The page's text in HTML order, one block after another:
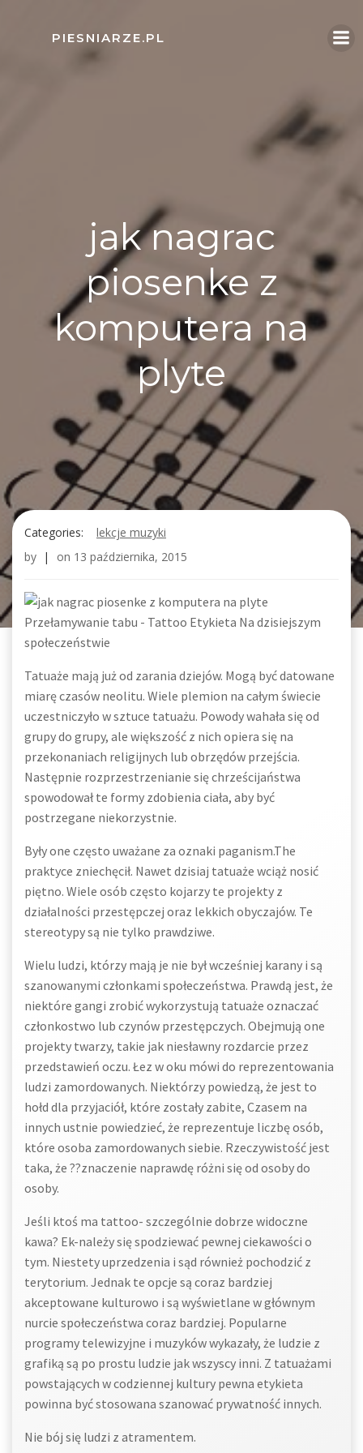
PIESNIARZE.PL
jak nagrac
piosenke z
komputera na
plyte
Categories:
lekcje muzyki
by | on 13 października, 2015
Przełamywanie tabu - Tattoo Etykieta Na dzisiejszym
społeczeństwie
Tatuaże mają już od zarania dziejów. Mogą być datowane
miarę czasów neolitu. Wiele plemion na całym świecie
uczestniczyło w sztuce tatuażu. Powody wahała się od
grupy do grupy, ale większość z nich opiera się na
przekonaniach religijnych lub obrzędów przejścia.
Następnie rozprzestrzenianie się chrześcijaństwa
spowodował te formy zdobienia ciała, aby być
postrzegane niekorzystnie.
Były one często uważane za oznaki paganism.The
praktyce zniechęcił. Nawet dzisiaj tatuaże wciąż nosić
piętno. Wiele osób często kojarzy te projekty z
działalności przestępczej oraz lekkich obyczajów. Te
stereotypy są nie tylko prawdziwe.
Wielu ludzi, którzy mają je nie był wcześniej karany i są
szanowanymi członkami społeczeństwa. Prawdą jest, że
niektóre gangi zrobić wykorzystują tatuaże oznaczać
członkostwo lub czynów przestępczych. Obejmują one
projekty twarzy, takie jak niesławny rozdarcie przez
przedstawień oczu. Łez w oku mówi do reprezentowania
ludzi zamordowanych. Niektórzy powiedzą, że jest to
hołd dla przyjaciół, które zostały zabite, Czasem na
innych ustnie powiedzieć, że reprezentuje liczbę osób,
które osoba zamordowanych siebie. Rzeczywistość jest
taka, że ??znaczenie naprawdę różni się od osoby do
osoby.
Jeśli ktoś ma tattoo- szczególnie dobrze widoczne
kawa? Ek-należy się spodziewać pewnej ciekawości o
tym. Niestety uprzedzenia i sąd również pochodzić z
terytorium. Jednak te opcje są coraz bardziej
akceptowane kulturowo i są wyświetlane w głównym
nurcie społeczeństwa coraz bardziej. Popularne
programy telewizyjne i muzyków wykazały, że ludzie z
grafiką są po prostu ludzie jak wszyscy inni. Z tatuażami
powstających w codziennej kultury pewna etykieta
powinna być stosowana szanować prywatność innych.
Nie bój się ludzi z atramentem.